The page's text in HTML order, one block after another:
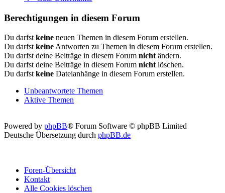
Berechtigungen in diesem Forum
Du darfst keine neuen Themen in diesem Forum erstellen.
Du darfst keine Antworten zu Themen in diesem Forum erstellen.
Du darfst deine Beiträge in diesem Forum nicht ändern.
Du darfst deine Beiträge in diesem Forum nicht löschen.
Du darfst keine Dateianhänge in diesem Forum erstellen.
Unbeantwortete Themen
Aktive Themen
Powered by phpBB® Forum Software © phpBB Limited
Deutsche Übersetzung durch phpBB.de
Foren-Übersicht
Kontakt
Alle Cookies löschen